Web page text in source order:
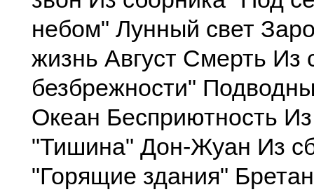
небом" Лунный свет
жизнь Август Смерть Из
безбрежности"
Океан Бесприютность
"Тишина" Дон-Жуан Из
"Горящие здания"